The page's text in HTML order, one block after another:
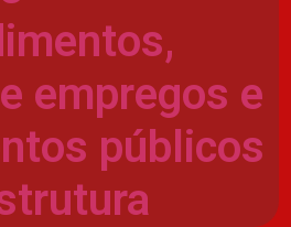
empregos e
públicos